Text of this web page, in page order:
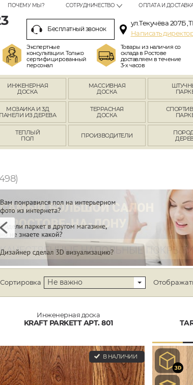
ПОЧЕМУ МЫ? СОТРУДНИЧЕСТВО ОПЛАТА И
Бесплатный звонок
ул.Текучёва 207Б
Написать
Экспертные
консультации. Только
сертифицированный
персонал
Товары из наличия со
склада в Ростове
доставляем в течение
3-х часов
ИНЖЕНЕРНАЯ
ДОСКА
МАССИВНАЯ
ДОСКА
МОЗАИКА И 3Д
ПАНЕЛИ ИЗ ДЕРЕВА
ТЕРРАСНАЯ
ДОСКА
ТЕПЛЫЙ
ПОЛ
ПРОИЗВОДИТЕЛИ
Сортировка Не важно
Инженерная доска
KRAFT PARKETT АРТ. 801
В НАЛИЧИИ